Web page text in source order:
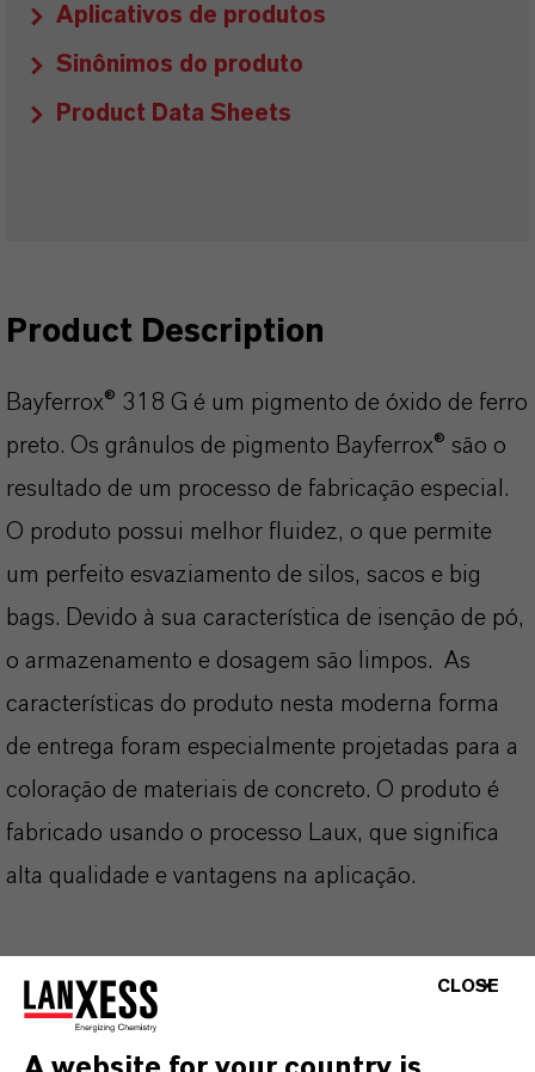
Aplicativos de produtos
Sinônimos do produto
Product Data Sheets
Product Description
Bayferrox® 318 G é um pigmento de óxido de ferro
preto. Os grânulos de pigmento Bayferrox® são o
resultado de um processo de fabricação especial.
O produto possui melhor fluidez, o que permite
um perfeito esvaziamento de silos, sacos e big
bags. Devido à sua característica de isenção de pó,
o armazenamento e dosagem são limpos. As
características do produto nesta moderna forma
de entrega foram especialmente projetadas para a
coloração de materiais de concreto. O produto é
fabricado usando o processo Laux, que significa
alta qualidade e vantagens na aplicação.
INFORMAÇÕES SOBRE O PRODUTO
CLOSE